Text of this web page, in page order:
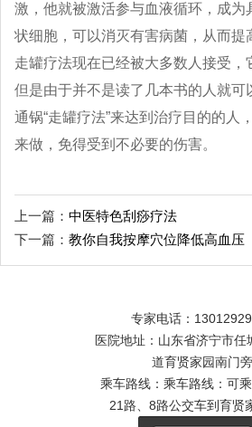
激，他就被激活参与血液循环，成为
状细胞，可以消灭有害病菌，从而提
走罐疗法现在已经被大多数人接受，
但是由于并不是读了几本书的人就可
通锅“走罐疗法”来达到治疗目的的人
来做，免得受到不必要的伤害。
上一篇： 中医特色刮痧疗法
下一篇： 教你自我按摩穴位降低高血压
专家电话：
医院地址：山东省济宁市任
道育贤家园南门旁
乘车路线：乘车路线：可乘
21路、8路公交车到育贤